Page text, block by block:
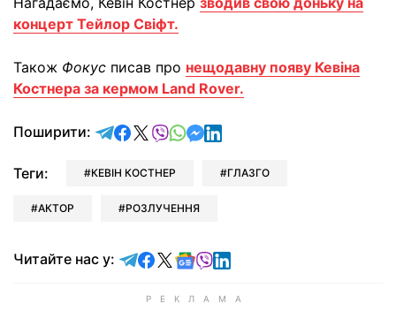
концерт Тейлор Свіфт.
Також Фокус писав про нещодавну появу Кевіна
Костнера за кермом Land Rover.
Поширити: відправити у Telegram
поділитись у Facebook
поділитись у X
відправити у Viber
відправити у Whatsapp
відправити у Messenger
відправити у LinkedIn
Теги: КЕВІН КОСТНЕР ГЛАЗГО
АКТОР РОЗЛУЧЕННЯ
Читайте нас у: Читайте у Telegram
Читайте у Facebook
Читайте у X
Читайте у Google news
Читайте у Viber
Читайте у LinkedIn